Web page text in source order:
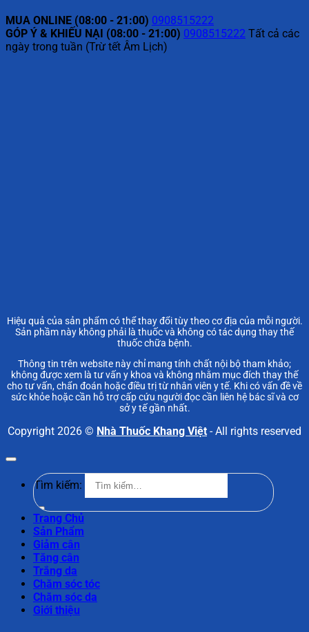
MUA ONLINE (08:00 - 21:00) 0908515222
GÓP Ý & KHIẾU NẠI (08:00 - 21:00) 0908515222 Tất cả các
ngày trong tuần (Trừ tết Âm Lịch)
Hiệu quả của sản phẩm có thể thay đổi tùy theo cơ địa của mỗi người.
Sản phầm này không phải là thuốc và không có tác dụng thay thế
thuốc chữa bệnh.
Thông tin trên website này chỉ mang tính chất nội bộ tham khảo;
không được xem là tư vấn y khoa và không nhằm mục đích thay thế
cho tư vấn, chẩn đoán hoặc điều trị từ nhân viên y tế. Khi có vấn đề về
sức khỏe hoặc cần hỗ trợ cấp cứu người đọc cần liên hệ bác sĩ và cơ
sở y tế gần nhất.
Copyright 2026 © Nhà Thuốc Khang Việt - All rights reserved
Tìm kiếm:
Trang Chủ
Sản Phẩm
Giảm cân
Tăng cân
Trắng da
Chăm sóc tóc
Chăm sóc da
Giới thiệu